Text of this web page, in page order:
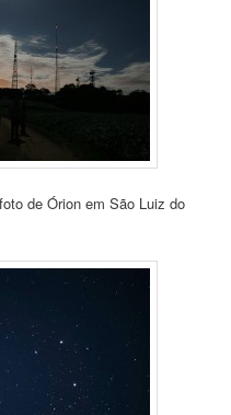
de Órion em São Luiz do